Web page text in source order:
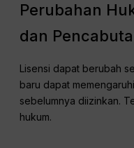
Perubahan
dan
Lisensi dapat berubah
baru dapat
sebelumnya diizinkan.
hukum.